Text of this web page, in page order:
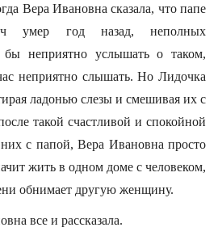
Вера Ивановна сказала, что папе
умер год назад, неполных
бы неприятно услышать о таком,
неприятно слышать. Но Лидочка
ладонью слезы и смешивая их с
такой счастливой и спокойной
с папой, Вера Ивановна просто
жить в одном доме с человеком,
обнимает другую женщину.
все и рассказала.